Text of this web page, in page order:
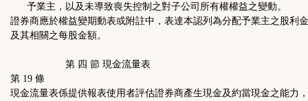
予業主，以及未導致喪失控制之對子公司所有權權益之變動。
證券商應於權益變期動表或附註中，表達本認列為分配予業主之股利
及其相關之每股金額。
第 四 節 現金流量表
第 19 條
現金流量表係提供報表使用者評估證券商產生現金及約當現金之能力